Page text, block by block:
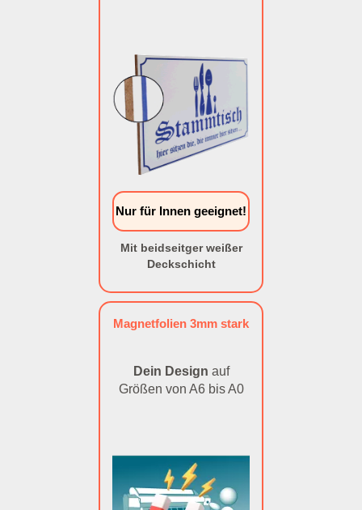
Nur für Innen geeignet!
Mit beidseitger weißer
Deckschicht
Magnetfolien 3mm stark
Dein Design auf
Größen von A6 bis A0